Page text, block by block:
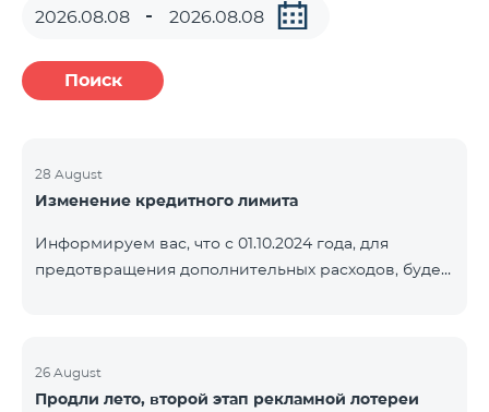
Поиск
28 August
Изменение кредитного лимита
Информируем вас, что с 01.10.2024 года, для
предотвращения дополнительных расходов, будет
«Combo 4 Basic», «Combo 4 Max», «Combo 4 Plus»,
«Combo 4 Regional», «Combo 4x4», «COSMO 2 8000»,
26 August
Продли лето, второй этап рекламной лотереи